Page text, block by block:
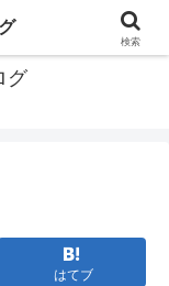
マースについて発信
グ
はてブ
検索